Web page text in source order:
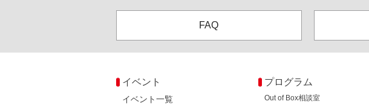
FAQ
イベント
イベント一覧
プログラム
Out of Box相談室